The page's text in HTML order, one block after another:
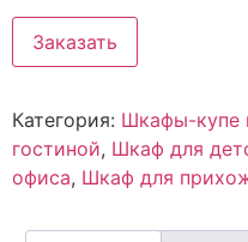
Заказать
Категория: Шкафы-купе
гостиной, Шкаф для
офиса, Шкаф для